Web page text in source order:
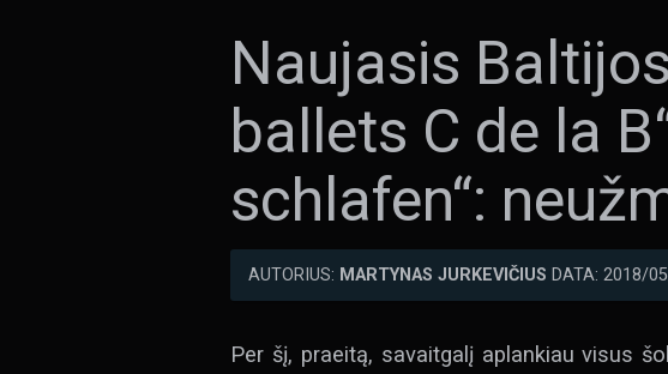
Naujasis
ballets C de la
schlafen“:
AUTORIUS: MARTYNAS JURKEVIČIUS DATA: 2018/
Per šį, praeitą, savaitgalį aplankiau visus